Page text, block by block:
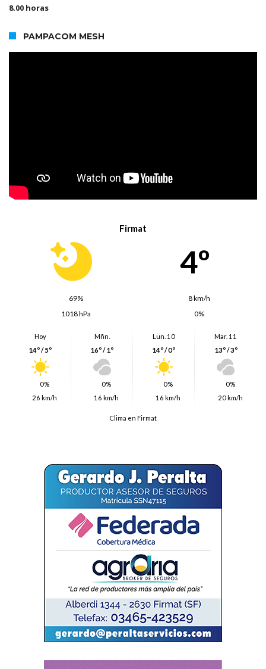
8.00 horas
PAMPACOM MESH
Firmat
4º
69%
8 km/h
1018 hPa
0%
Hoy
14º / 5º
0%
26 km/h
Mñn.
16º / 1º
0%
16 km/h
Lun. 10
14º / 0º
0%
16 km/h
Mar. 11
13º / 3º
0%
20 km/h
Clima en Firmat